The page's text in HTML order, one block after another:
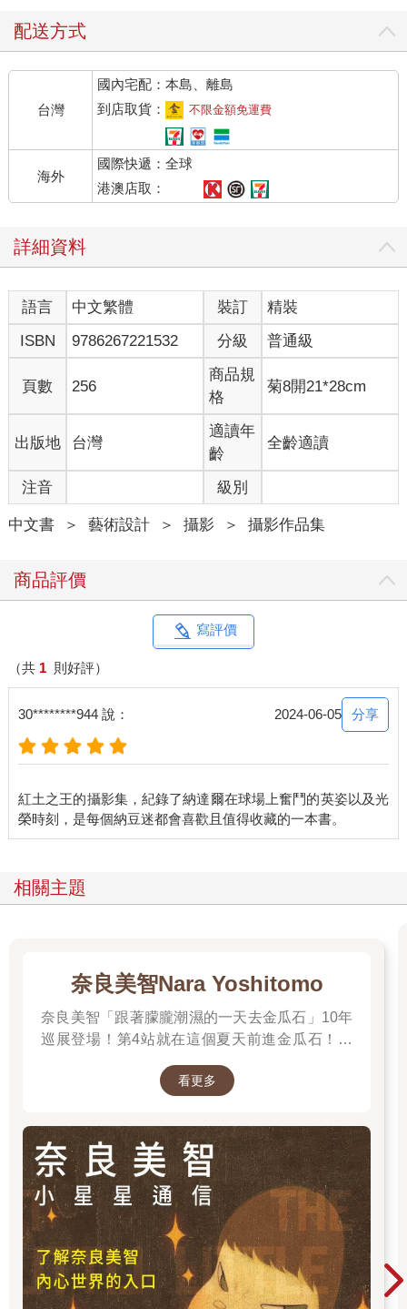
配送方式
台灣
國內宅配：本島、離島
到店取貨：
不限金額免運費
海外
國際快遞：全球
港澳店取：
詳細資料
語言 中文繁體 裝訂
精裝
ISBN
9786267221532 分級 普通級
頁數 256
商品規
格
菊8開21*28cm
出版地 台灣
適讀年
齡
全齡適讀
注音 級別
中文書 ＞ 藝術設計 ＞ 攝影 ＞ 攝影作品集
商品評價
寫評價
（共 1 則好評）
30********944 說： 2024-06-05 分享
紅土之王的攝影集，紀錄了納達爾在球場上奮鬥的英姿以及光
相關主題
奈良美智Nara Yoshitomo
奈良美智「跟著朦朧潮濕的一天去金瓜石」10年
巡展登場！第4站就在這個夏天前進金瓜石！展
看更多